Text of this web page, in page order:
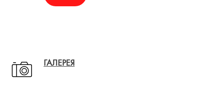
ГАЛЕРЕЯ